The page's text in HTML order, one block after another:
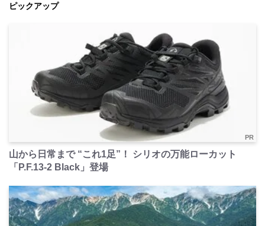
ピックアップ
PR
山から日常まで “これ1足”！ シリオの万能ローカット
「P.F.13-2 Black」登場